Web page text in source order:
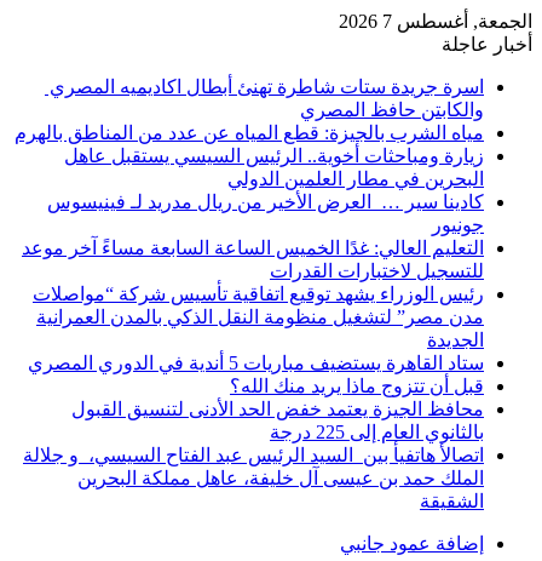
الجمعة, أغسطس 7 2026
أخبار عاجلة
اسرة جريدة ستات شاطرة تهنئ أبطال اكاديميه المصري
والكابتن حافظ المصري
مياه الشرب بالجيزة: قطع المياه عن عدد من المناطق بالهرم
زيارة ومباحثات أخوية.. الرئيس السيسي يستقبل عاهل
البحرين في مطار العلمين الدولي
كادينا سير … العرض الأخير من ريال مدريد لـ فينيسوس
جونيور
التعليم العالي: غدًا الخميس الساعة السابعة مساءً آخر موعد
للتسجيل لاختبارات القدرات
رئيس الوزراء يشهد توقيع اتفاقية تأسيس شركة “مواصلات
مدن مصر” لتشغيل منظومة النقل الذكي بالمدن العمرانية
الجديدة
ستاد القاهرة يستضيف مباريات 5 أندية في الدوري المصري
قبل أن تتزوج ماذا يريد منك الله؟
محافظ الجيزة يعتمد خفض الحد الأدنى لتنسيق القبول
بالثانوي العام إلى 225 درجة
اتصالأ هاتفيأ بين السيد الرئيس عبد الفتاح السيسي، و جلالة
الملك حمد بن عيسى آل خليفة، عاهل مملكة البحرين
الشقيقة
إضافة عمود جانبي